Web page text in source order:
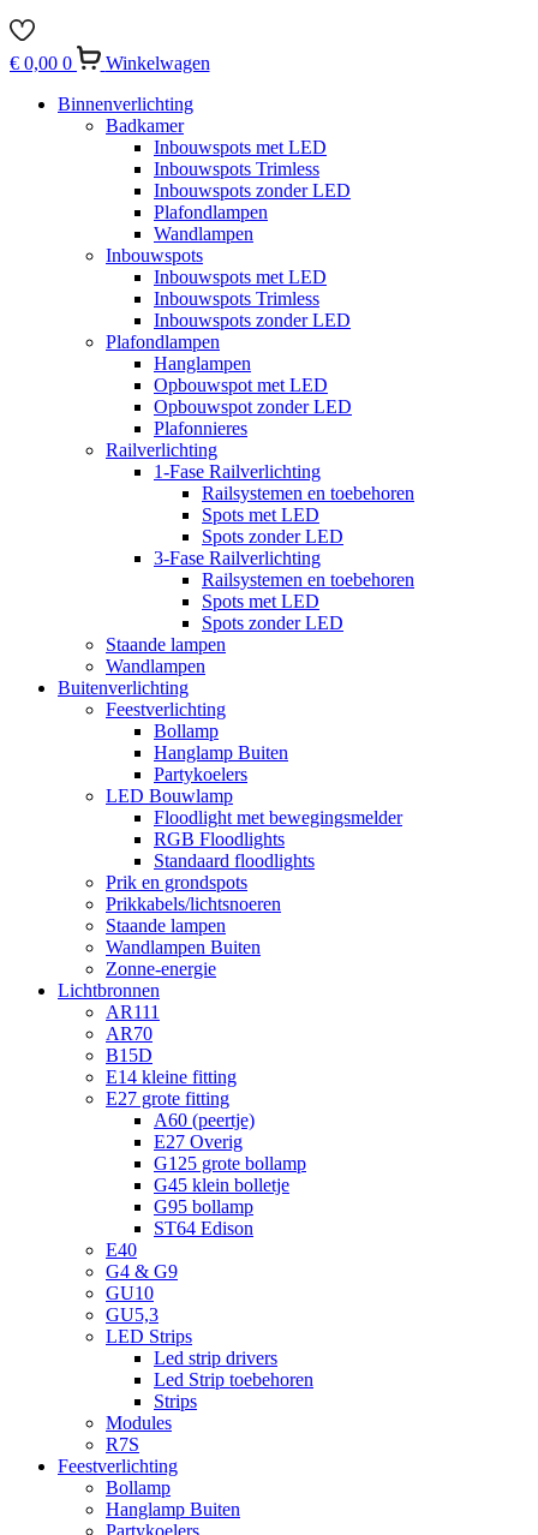
€ 0,00 0
Winkelwagen
Binnenverlichting
Badkamer
Inbouwspots met LED
Inbouwspots Trimless
Inbouwspots zonder LED
Plafondlampen
Wandlampen
Inbouwspots
Inbouwspots met LED
Inbouwspots Trimless
Inbouwspots zonder LED
Plafondlampen
Hanglampen
Opbouwspot met LED
Opbouwspot zonder LED
Plafonnieres
Railverlichting
1-Fase Railverlichting
Railsystemen en toebehoren
Spots met LED
Spots zonder LED
3-Fase Railverlichting
Railsystemen en toebehoren
Spots met LED
Spots zonder LED
Staande lampen
Wandlampen
Buitenverlichting
Feestverlichting
Bollamp
Hanglamp Buiten
Partykoelers
LED Bouwlamp
Floodlight met bewegingsmelder
RGB Floodlights
Standaard floodlights
Prik en grondspots
Prikkabels/lichtsnoeren
Staande lampen
Wandlampen Buiten
Zonne-energie
Lichtbronnen
AR111
AR70
B15D
E14 kleine fitting
E27 grote fitting
A60 (peertje)
E27 Overig
G125 grote bollamp
G45 klein bolletje
G95 bollamp
ST64 Edison
E40
G4 & G9
GU10
GU5,3
LED Strips
Led strip drivers
Led Strip toebehoren
Strips
Modules
R7S
Feestverlichting
Bollamp
Hanglamp Buiten
Partykoelers